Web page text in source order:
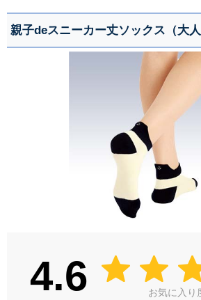
親子deスニーカー丈ソックス（大
4.6 お気に入り